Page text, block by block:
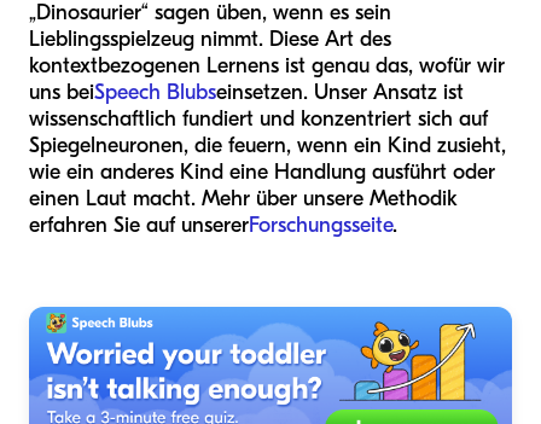
„Dinosaurier“ sagen üben, wenn es sein
Lieblingsspielzeug nimmt. Diese Art des
kontextbezogenen Lernens ist genau das, wofür wir
uns beiSpeech Blubseinsetzen. Unser Ansatz ist
wissenschaftlich fundiert und konzentriert sich auf
Spiegelneuronen, die feuern, wenn ein Kind zusieht,
wie ein anderes Kind eine Handlung ausführt oder
einen Laut macht. Mehr über unsere Methodik
erfahren Sie auf unsererForschungsseite.